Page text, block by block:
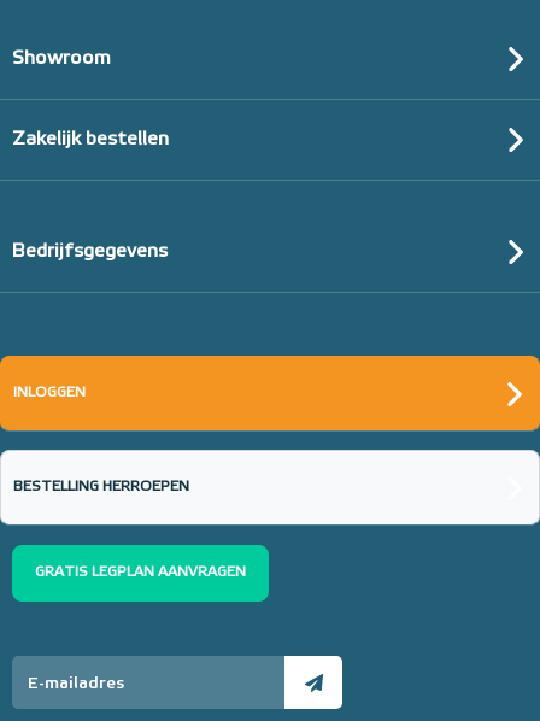
Showroom
Zakelijk bestellen
Bedrijfsgegevens
INLOGGEN
BESTELLING HERROEPEN
GRATIS LEGPLAN AANVRAGEN